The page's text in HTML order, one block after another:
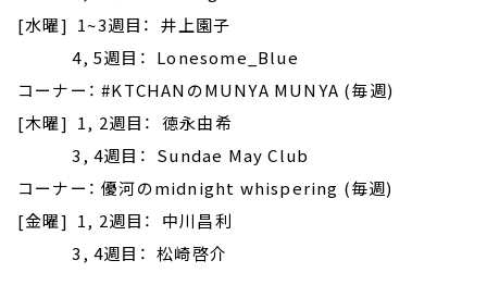
[水曜] 1~3週目： 井上園子
4, 5週目： Lonesome_Blue
コーナー： #KTCHANのMUNYA MUNYA (毎週)
[木曜] 1, 2週目： 徳永由希
3, 4週目： Sundae May Club
コーナー： 優河のmidnight whispering (毎週)
[金曜] 1, 2週目： 中川昌利
3, 4週目： 松崎啓介